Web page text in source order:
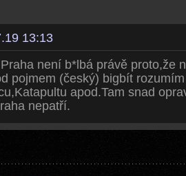
13:13
není b*lbá právě proto,že
pojmem (český) bigbít
apod.Tam snad
nepatří.